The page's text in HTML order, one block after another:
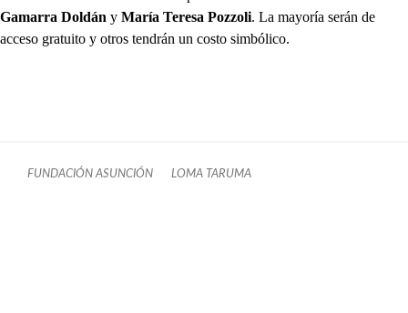
Gamarra Doldán y María Teresa Pozzoli. La mayoría serán de
acceso gratuito y otros tendrán un costo simbólico.
FUNDACIÓN ASUNCIÓN LOMA TARUMA